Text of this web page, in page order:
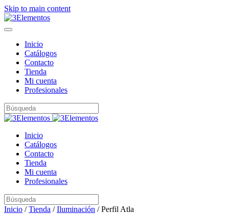
Skip to main content
Inicio
Catálogos
Contacto
Tienda
Mi cuenta
Profesionales
Inicio
Catálogos
Contacto
Tienda
Mi cuenta
Profesionales
Inicio /Tienda /Iluminación / Perfil Atla